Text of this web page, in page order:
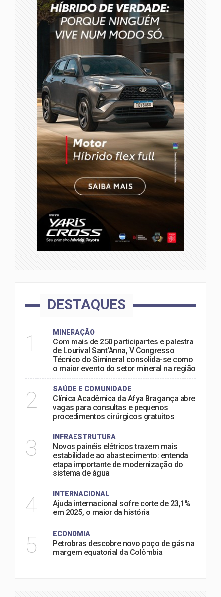
DESTAQUES
1 MINERAÇÃO
Com mais de 250 participantes e palestra
de Lourival Sant'Anna, V Congresso
Técnico do Simineral consolida-se como
o maior evento do setor mineral na região
2 SAÚDE E COMUNIDADE
Clínica Acadêmica da Afya Bragança abre
vagas para consultas e pequenos
procedimentos cirúrgicos gratuitos
3 INFRAESTRUTURA
Novos painéis elétricos trazem mais
estabilidade ao abastecimento: entenda
etapa importante de modernização do
sistema de água
4 INTERNACIONAL
Ajuda internacional sofre corte de 23,1%
em 2025, o maior da história
5 ECONOMIA
Petrobras descobre novo poço de gás na
margem equatorial da Colômbia